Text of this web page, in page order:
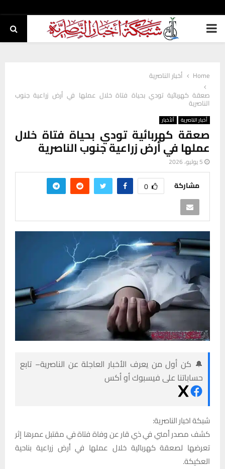
PRIMARY
Home
أخبار الناصرية
صعقة كهربائية تودي بحياة فتاة خلال عملها في أرض زراعية جنوب
الناصرية
أخبار الناصرية ألأخبار
صعقة كهربائية تودي بحياة فتاة خلال
عملها في أرض زراعية جنوب الناصرية
5 يوليو، 2026
مشاركة 0
🔔 كن أول من يعرف الأخبار العاجلة عن الناصرية– تابع
حساباتنا على فيسبوك أو أكس
شبكة اخبار الناصرية:
كشف مصدر أمني في ذي قار عن وفاة فتاة في مقتبل عمرها إثر
تعرضها لصعقة كهربائية خلال عملها في أرض زراعية بناحية
العكيكة.